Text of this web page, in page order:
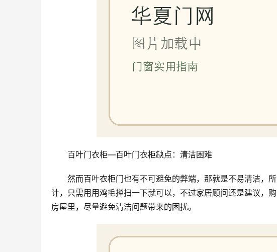
百叶门衣柜—百叶门衣柜缺点：清洁困难
然而百叶衣柜门也有不可避免的弊端，那就是不易清洁，
计，只需用用鸡毛掸扫一下就可以，不过家居顾问还是建议，
房屋里，尽量避免清洁问题带来的困扰。